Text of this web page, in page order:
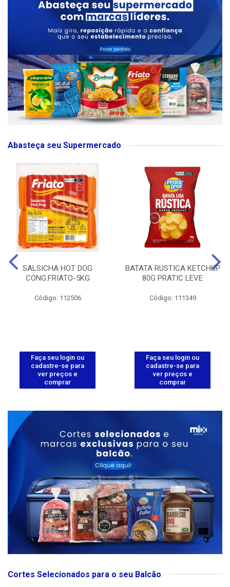
Abasteça seu Supermercado
SALSICHA HOT DOG
CONG.FRIATO-5KG
Código: 112506
Faça seu login ou
cadastre-se para
ver preços e
comprar
BATATA RUSTICA KETCHUP
80G PRATIC LEVE
Código: 111349
Faça seu login ou
cadastre-se para
ver preços e
comprar
Cortes Selecionados para o seu Balcão